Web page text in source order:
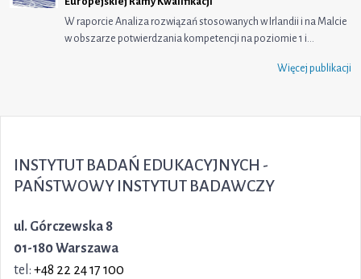
W raporcie Analiza rozwiązań stosowanych w Irlandii i na Malcie
w obszarze potwierdzania kompetencji na poziomie 1 i…
Więcej publikacji
INSTYTUT BADAŃ EDUKACYJNYCH -
PAŃSTWOWY INSTYTUT BADAWCZY
ul. Górczewska 8
01-180 Warszawa
tel: +48 22 24 17 100